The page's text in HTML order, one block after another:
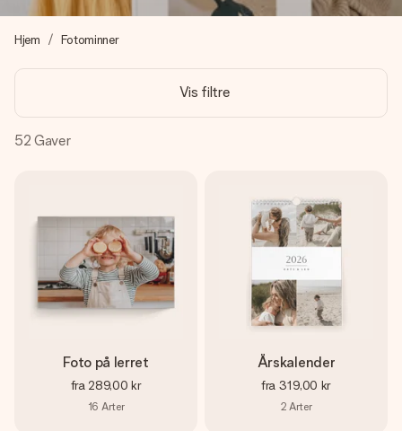
Lag noe unikt med bare noen få steg - med hennes navn,
et bilde av dere eller en beskjed som virkelig berører
hjertet. Ikke noe tull, bare masse kjærlighet i øyeblikket.
Hjem Fotominner
Vis filtre
52 Gaver
Foto på lerret
fra 289,00 kr
16 Arter
Årskalender
fra 319,00 kr
2 Arter